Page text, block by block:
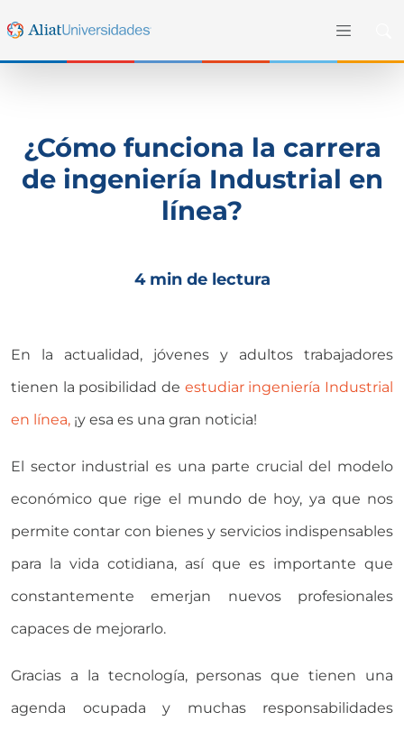
¿Cómo funciona la carrera
de ingeniería Industrial en
línea?
4 min de lectura
En la actualidad, jóvenes y adultos trabajadores
tienen la posibilidad de estudiar ingeniería Industrial
en línea, ¡y esa es una gran noticia!
El sector industrial es una parte crucial del modelo
económico que rige el mundo de hoy, ya que nos
permite contar con bienes y servicios indispensables
para la vida cotidiana, así que es importante que
constantemente emerjan nuevos profesionales
capaces de mejorarlo.
Gracias a la tecnología, personas que tienen una
agenda ocupada y muchas responsabilidades